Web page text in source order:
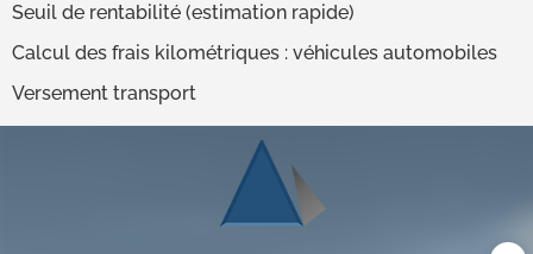
Seuil de rentabilité (estimation rapide)
Calcul des frais kilométriques : véhicules automobiles
Versement transport